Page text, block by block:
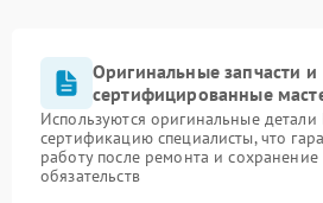
Оригинальные запчасти и
сертифицированные
Используются оригинальные
сертификацию специалисты, что
работу после ремонта и
обязательств